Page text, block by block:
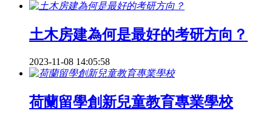
土木房建為何是最好的考研方向？
2023-11-08 14:05:58
荷蘭留學創新兒童教育專業學校